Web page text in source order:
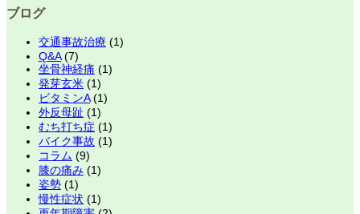
ブログ
交通事故治療 (1)
Q&A(7)
坐骨神経痛 (1)
発芽玄米 (1)
ビタミンA(1)
外反母趾 (1)
むち打ち症 (1)
バイク事故 (1)
コラム (9)
膝の痛み (1)
姿勢 (1)
慢性症状 (1)